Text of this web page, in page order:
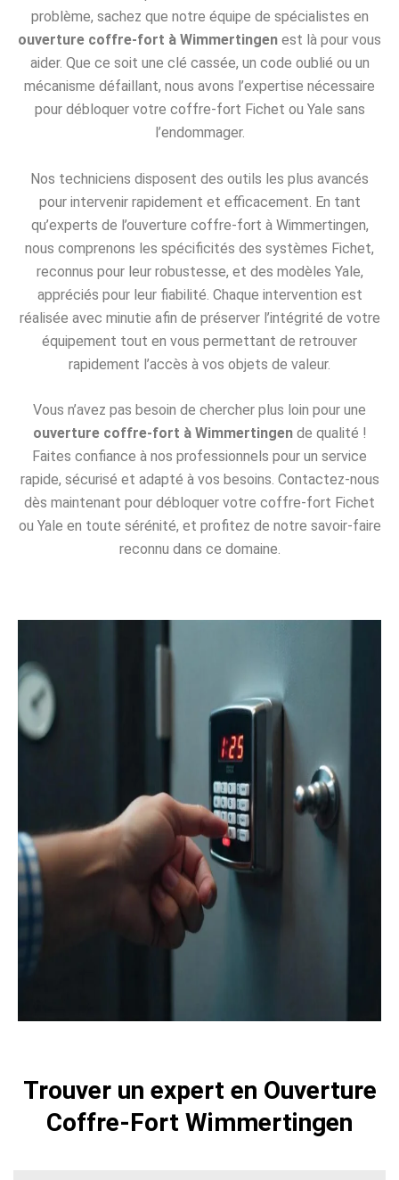
problème, sachez que notre équipe de spécialistes en
ouverture coffre-fort à Wimmertingen est là pour vous
aider. Que ce soit une clé cassée, un code oublié ou un
mécanisme défaillant, nous avons l’expertise nécessaire
pour débloquer votre coffre-fort Fichet ou Yale sans
l’endommager.
Nos techniciens disposent des outils les plus avancés
pour intervenir rapidement et efficacement. En tant
qu’experts de l’ouverture coffre-fort à Wimmertingen,
nous comprenons les spécificités des systèmes Fichet,
reconnus pour leur robustesse, et des modèles Yale,
appréciés pour leur fiabilité. Chaque intervention est
réalisée avec minutie afin de préserver l’intégrité de votre
équipement tout en vous permettant de retrouver
rapidement l’accès à vos objets de valeur.
Vous n’avez pas besoin de chercher plus loin pour une
ouverture coffre-fort à Wimmertingende qualité !
Faites confiance à nos professionnels pour un service
rapide, sécurisé et adapté à vos besoins. Contactez-nous
dès maintenant pour débloquer votre coffre-fort Fichet
ou Yale en toute sérénité, et profitez de notre savoir-faire
reconnu dans ce domaine.
Trouver un expert en Ouverture
Coffre-Fort Wimmertingen